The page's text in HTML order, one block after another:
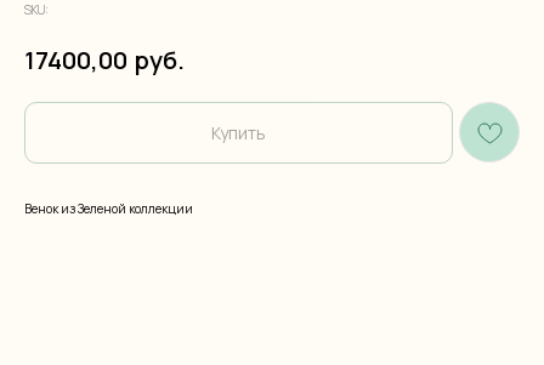
SKU:
17400,00 руб.
Купить
Венок из Зеленой коллекции